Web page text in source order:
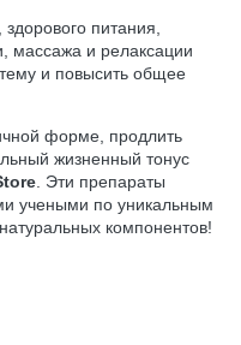
питания,
массажа и релаксации
и повысить общее
форме, продлить
жизненный тонус
. Эти препараты
учеными по уникальным
компонентов!